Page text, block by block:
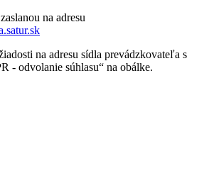
na adresu
na adresu sídla prevádzkovateľa s
- odvolanie súhlasu“ na obálke.